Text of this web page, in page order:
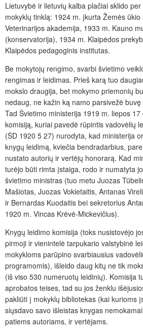
Lietuvybė ir lietuvių kalba plačiai sklido
mokyklų tinklą: 1924 m. įkurta Žemės
Veterinarijos akademija, 1933 m. Kauno
(konservatorija), 1934 m. Klaipėdos
Klaipėdos pedagoginis institutas.
Be mokytojų rengimo, svarbi švietimo
rengimas ir leidimas. Prieš karą tuo
mokslo draugija, bet mokymo priemonių
nedaug, ne kažin ką namo parsivežė
Tad Švietimo ministerija 1919 m. liepos
komisiją, kuriai pavedė rūpintis vadovėlių
(ŠD 1920 5 27) nurodyta, kad ministerija
knygų leidimą, kviečia bendradarbius,
nustato autorių ir vertėjų honorarą. Kad
turėjo būti rimta įstaiga, rodo ir numatyta
švietimo ministras (tuo metu Juozas
Mašiotas, Juozas Vokietaitis, Antanas
ir Bernardas Kuodaitis bei sekretorius
1920 m. Vincas Krėvė-Mickevičius).
Knygų leidimo komisija (toks nusistovėjo
pirmoji ir vienintelė tarpukario valstybinė
mokykloms parūpino svarbiausius
programomis), išleido daug kitų ne tik
(iš viso 530 numeruotų leidinių). Komisija
aprobatos teises, tad su jos ženklu
pakliūti į mokyklų bibliotekas (kai kurioms
siųsdavo savo išleistas knygas
patiems autoriams, ir vertėjams.